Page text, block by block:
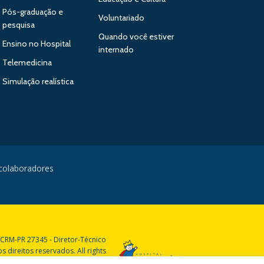
Pós-graduação e
pesquisa
Ensino no Hospital
Telemedicina
Simulação realística
Voluntariado
Quando você estiver
internado
PR 27345 - Diretor-Técnico
direitos reservados. All rights